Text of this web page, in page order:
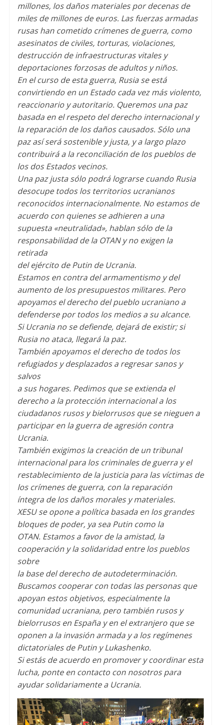
millones, los daños materiales por decenas de
miles de millones de euros. Las fuerzas armadas
rusas han cometido crímenes de guerra, como
asesinatos de civiles, torturas, violaciones,
destrucción de infraestructuras vitales y
deportaciones forzosas de adultos y niños.
En el curso de esta guerra, Rusia se está
convirtiendo en un Estado cada vez más violento,
reaccionario y autoritario. Queremos una paz
basada en el respeto del derecho internacional y
la reparación de los daños causados. Sólo una
paz así será sostenible y justa, y a largo plazo
contribuirá a la reconciliación de los pueblos de
los dos Estados vecinos.
Una paz justa sólo podrá lograrse cuando Rusia
desocupe todos los territorios ucranianos
reconocidos internacionalmente. No estamos de
acuerdo con quienes se adhieren a una
supuesta «neutralidad», hablan sólo de la
responsabilidad de la OTAN y no exigen la
retirada
del ejército de Putin de Ucrania.
Estamos en contra del armamentismo y del
aumento de los presupuestos militares. Pero
apoyamos el derecho del pueblo ucraniano a
defenderse por todos los medios a su alcance.
Si Ucrania no se defiende, dejará de existir; si
Rusia no ataca, llegará la paz.
También apoyamos el derecho de todos los
refugiados y desplazados a regresar sanos y
salvos
a sus hogares. Pedimos que se extienda el
derecho a la protección internacional a los
ciudadanos rusos y bielorrusos que se nieguen a
participar en la guerra de agresión contra
Ucrania.
También exigimos la creación de un tribunal
internacional para los criminales de guerra y el
restablecimiento de la justicia para las víctimas de
los crímenes de guerra, con la reparación
íntegra de los daños morales y materiales.
XESU se opone a política basada en los grandes
bloques de poder, ya sea Putin como la
OTAN. Estamos a favor de la amistad, la
cooperación y la solidaridad entre los pueblos
sobre
la base del derecho de autodeterminación.
Buscamos cooperar con todas las personas que
apoyan estos objetivos, especialmente la
comunidad ucraniana, pero también rusos y
bielorrusos en España y en el extranjero que se
oponen a la invasión armada y a los regímenes
dictatoriales de Putin y Lukashenko.
Si estás de acuerdo en promover y coordinar esta
lucha, ponte en contacto con nosotros para
ayudar solidariamente a Ucrania.